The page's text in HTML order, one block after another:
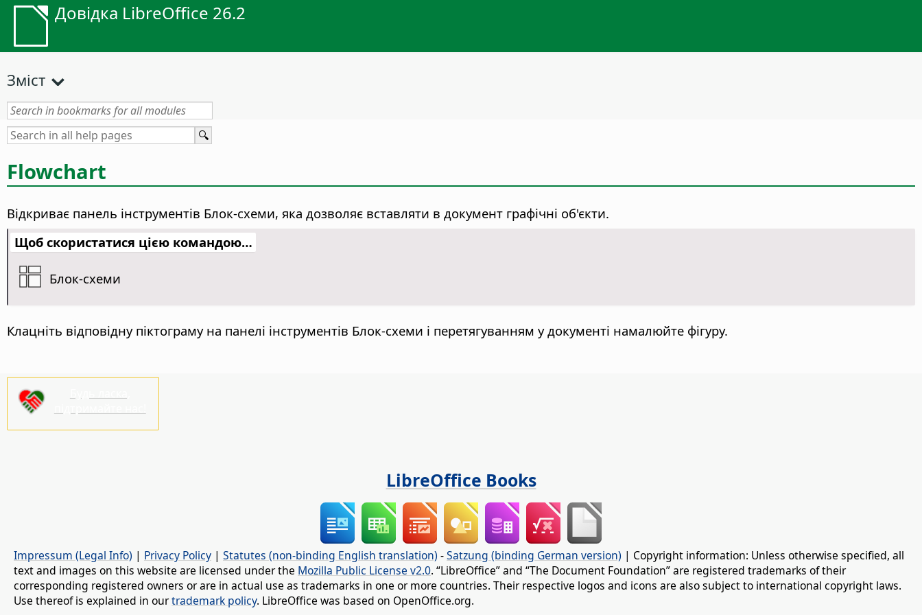
Довідка LibreOffice 26.2
Зміст
Flowchart
Відкриває панель інструментів Блок-схеми, яка дозволяє вставляти в документ графічні об'єкти.
Щоб скористатися цією командою…
Блок-схеми
Клацніть відповідну піктограму на панелі інструментів Блок-схеми і перетягуванням у документі намалюйте фігуру.
LibreOffice Books
Impressum (Legal Info) | Privacy Policy | Statutes (non-binding English translation) -Satzung (binding German version) | Copyright information: Unless otherwise specified, all
text and images on this website are licensed under the Mozilla Public License v2.0. “LibreOffice” and “The Document Foundation” are registered trademarks of their
corresponding registered owners or are in actual use as trademarks in one or more countries. Their respective logos and icons are also subject to international copyright laws.
Use thereof is explained in ourtrademark policy. LibreOffice was based on OpenOffice.org.